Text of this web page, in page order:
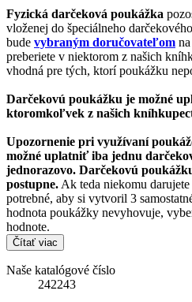
Fyzická darčeková poukážka
vloženej do špeciálneho
bude vybraným doručovateľom
preberiete v niektorom z našich
vhodná pre tých, ktorí poukážku
Darčekovú poukážku je možné
ktoromkoľvek z našich
Upozornenie pri využívaní
možné uplatniť iba jednu
jednorazovo. Darčekovú
postupne. Ak teda niekomu
potrebné, aby si vytvoril 3
hodnota poukážky nevyhovuje,
hodnote.
Čítať viac
Naše katalógové číslo
242243